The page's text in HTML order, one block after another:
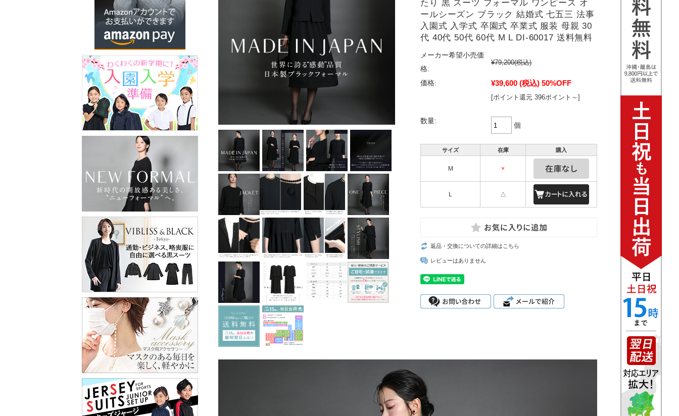
たり 黒 スーツ フォーマル ワンピース オ
ールシーズン ブラック 結婚式 七五三 法事
入園式 入学式 卒園式 卒業式 服装 母親 30
代 40代 50代 60代 M L DI-60017 送料無料
メーカー希望小売価
格:
¥79,200(税込)
価格: ¥39,600 (税込) 50%OFF
[ポイント還元 396ポイント～]
数量:
個
サイズ 在庫 購入
M ×
L △
返品・交換についての詳細はこちら
レビューはありません